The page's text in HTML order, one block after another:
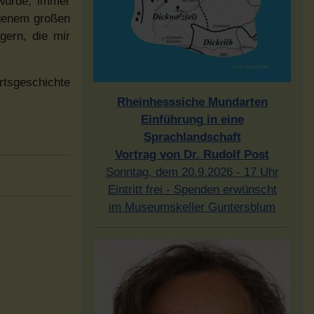
großen
die mir
Rheinhesssiche Mundarten
Einführung in eine
Sprachlandschaft
Vortrag von Dr. Rudolf Post
Sonntag, dem 20.9.2026 - 17 Uhr
Eintritt frei - Spenden erwünscht
im Museumskeller Guntersblum